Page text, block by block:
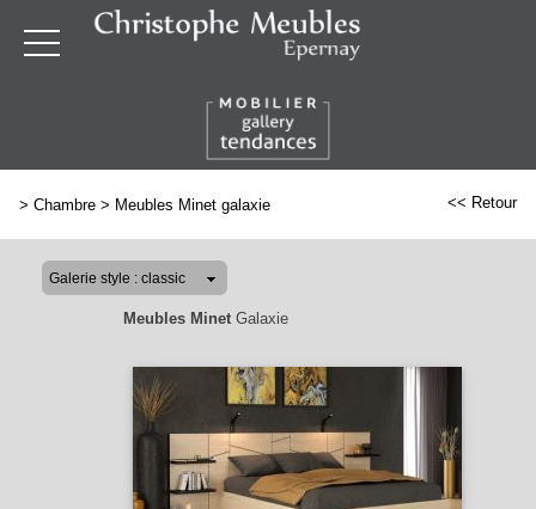
> Chambre > Meubles Minet galaxie << Retour
Meubles MinetGalaxie